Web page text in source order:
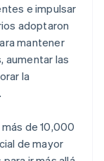
e impulsar
adoptaron
mantener
aumentar las
la
de 10,000
de mayor